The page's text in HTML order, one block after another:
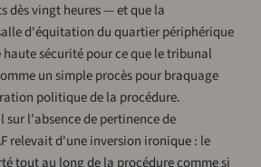
dès vingt heures — et que la
d'équitation du quartier périphérique
haute sécurité pour ce que le tribunal
un simple procès pour braquage
politique de la procédure.
l'absence de pertinence de
relevait d'une inversion ironique : le
tout au long de la procédure comme si